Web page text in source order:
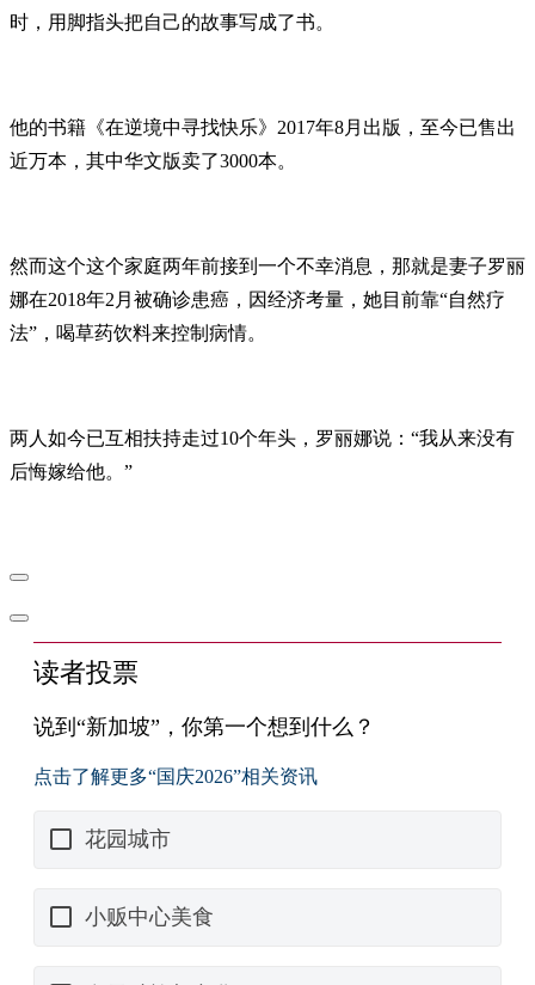
时，用脚指头把自己的故事写成了书。
他的书籍《在逆境中寻找快乐》2017年8月出版，至今已售出
近万本，其中华文版卖了3000本。
然而这个这个家庭两年前接到一个不幸消息，那就是妻子罗丽
娜在2018年2月被确诊患癌，因经济考量，她目前靠“自然疗
法”，喝草药饮料来控制病情。
两人如今已互相扶持走过10个年头，罗丽娜说：“我从来没有
后悔嫁给他。”